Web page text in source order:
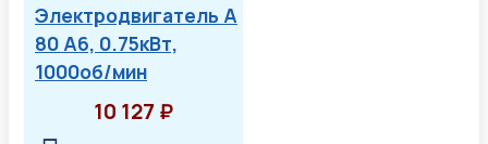
Электродвигатель А
80 А6, 0.75кВт,
1000об/мин
10 127 ₽